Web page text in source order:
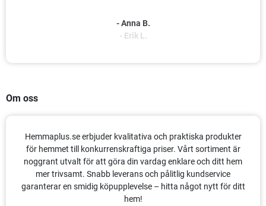
- Anna B.
Om oss
Hemmaplus.se erbjuder kvalitativa och praktiska produkter
för hemmet till konkurrenskraftiga priser. Vårt sortiment är
noggrant utvalt för att göra din vardag enklare och ditt hem
mer trivsamt. Snabb leverans och pålitlig kundservice
garanterar en smidig köpupplevelse – hitta något nytt för ditt
hem!